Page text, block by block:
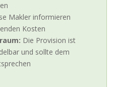
Makler informieren
Kosten
Die Provision ist
und sollte dem